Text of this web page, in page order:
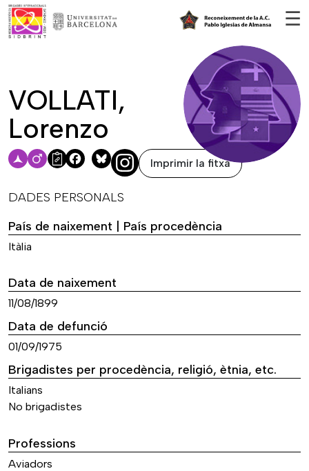
☰
VOLLATI,
Lorenzo
Facebook
Bluesky Imprimir la fitxa
DADES PERSONALS
País de naixement | País procedència
Itàlia
Data de naixement
11/08/1899
Data de defunció
01/09/1975
Brigadistes per procedència, religió, ètnia, etc.
Italians
No brigadistes
Professions
Aviadors